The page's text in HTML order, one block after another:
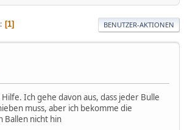
1 BENUTZER-AKTIONEN
Ich gehe davon aus, dass jeder Bulle
muss, aber ich bekomme die
Ballen nicht hin